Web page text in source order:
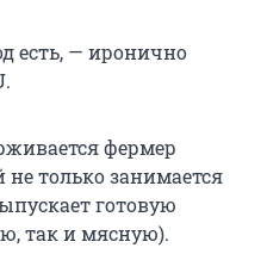
есть, — иронично
фермер
только занимается
готовую
так и мясную).